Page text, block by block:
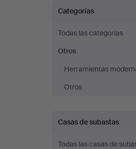
Otros
en
Barcelona
Auctions
Categorías
Todas las categorías
Otros
Herramientas
Otros
Casas de subastas
Todas las casas de